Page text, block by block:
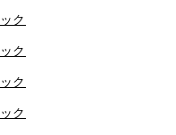
ク
ク
ク
ク